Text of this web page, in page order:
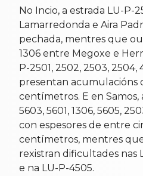
No Incio, a estrada LU-P-
Lamarredonda e Aira
pechada, mentres que
1306 entre Megoxe e
P-2501, 2502, 2503, 2504,
presentan acumulacións
centímetros. E en Samos,
5603, 5601, 1306, 5605,
con espesores de entre
centímetros, mentres
rexistran dificultades nas
e na LU-P-4505.